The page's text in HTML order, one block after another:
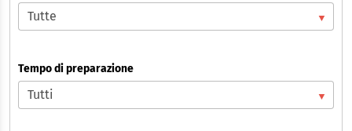
Tempo di preparazione